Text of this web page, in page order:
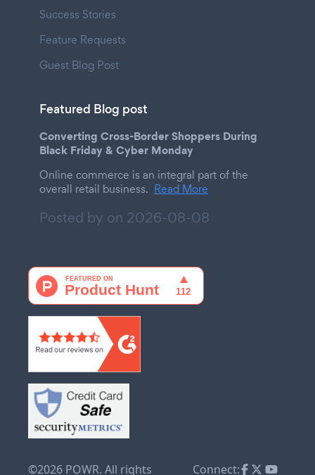
Success Stories
Feature Requests
Guest Blog Post
Featured Blog post
Converting Cross-Border Shoppers During
Black Friday & Cyber Monday
Online commerce is an integral part of the
overall retail business. Read More
Posted by on 2026-08-08
©2026 POWR. All rights Connect: